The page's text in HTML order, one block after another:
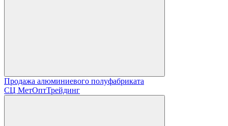
Продажа алюминиевого полуфабриката
СЦ МетОптТрейдинг